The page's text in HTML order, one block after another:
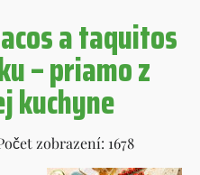
a taquitos
– priamo z
kuchyne
zobrazení: 1678